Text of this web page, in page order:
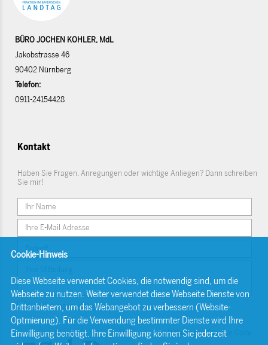
BÜRO JOCHEN KOHLER, MdL
Jakobstrasse 46
90402 Nürnberg
Telefon:
0911-24154428
Kontakt
Haben Sie Fragen, Anregungen oder wichtige Anliegen? Dann schreiben
Sie mir!
Einwilligungserklärung
Bitte geben Sie den Code
Cookie-Hinweis
Diese Webseite verwendet Cookies, die notwendig sind, um die
Webseite zu nutzen. Weiter verwendet diese Webseite Dienste von
Drittanbietern, um das Webangebot zu verbessern (Website-
Optmierung). Für die Verwendung bestimmter Dienste wird Ihre
Einwilligung benötigt. Ihre Einwilligung können Sie jederzeit